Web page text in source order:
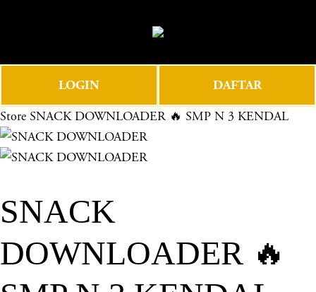
e
e
n
u
LOGIN DAFTAR
Store SNACK DOWNLOADER 🔥 SMP N 3 KENDAL
SNACK
DOWNLOADER 🔥